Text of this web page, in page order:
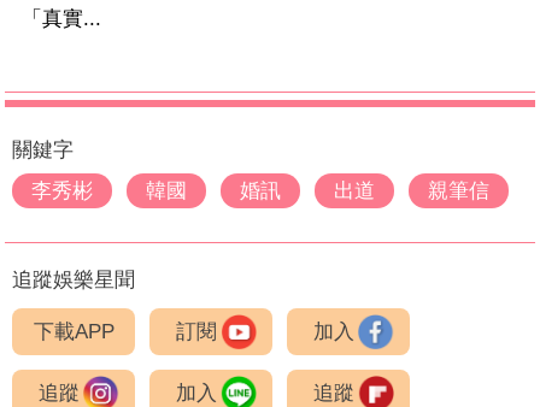
「真實...
關鍵字
李秀彬
韓國 婚訊 出道 親筆信
追蹤娛樂星聞
下載APP 訂閱 加入
追蹤 加入 追蹤